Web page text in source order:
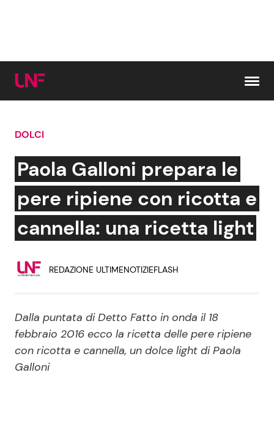
Cerca:
News e Cronaca
Attualità Italiana
Persone Scomparse
Politica
Gossip e TV
Bellezze VIP
Programmi TV
Reality e Talent
DOLCI
Paola Galloni prepara le
pere ripiene con ricotta e
cannella: una ricetta light
REDAZIONE ULTIMENOTIZIEFLASH
Dalla puntata di Detto Fatto in onda il 18
febbraio 2016 ecco la ricetta delle pere ripiene
con ricotta e cannella, un dolce light di Paola
Galloni